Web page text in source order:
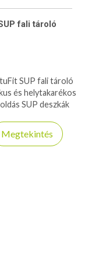
fali tároló
SUP fali tároló
és helytakarékos
SUP deszkák
kialakítás, egyszerű
felszerelés.
Megtekintés